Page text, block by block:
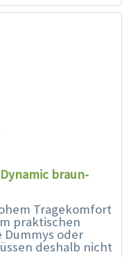
braun-
Tragekomfort
praktischen
Dummys oder
deshalb nicht